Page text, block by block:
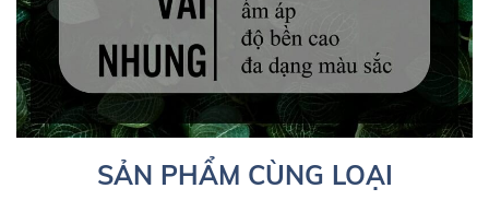
SẢN PHẨM CÙNG LOẠI